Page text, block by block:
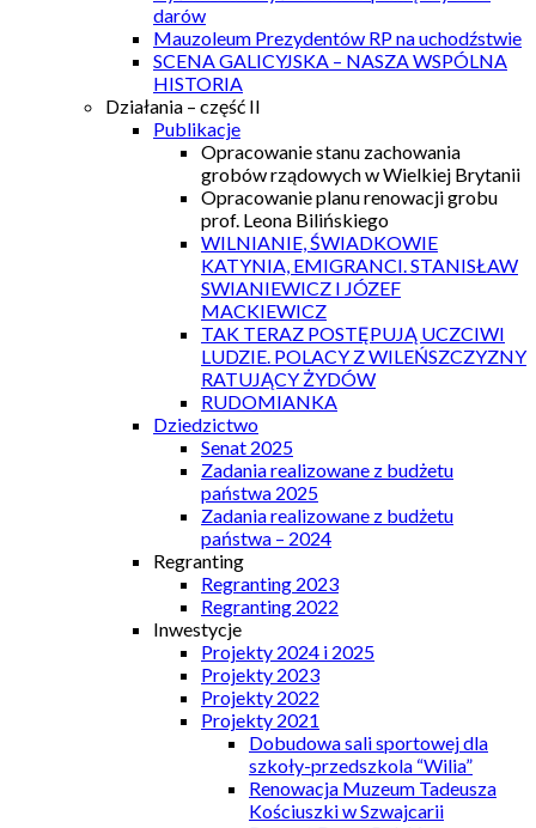
darów
Mauzoleum Prezydentów RP na uchodźstwie
SCENA GALICYJSKA – NASZA WSPÓLNA
HISTORIA
Działania – część II
Publikacje
Opracowanie stanu zachowania
grobów rządowych w Wielkiej Brytanii
Opracowanie planu renowacji grobu
prof. Leona Bilińskiego
WILNIANIE, ŚWIADKOWIE
KATYNIA, EMIGRANCI. STANISŁAW
SWIANIEWICZ I JÓZEF
MACKIEWICZ
TAK TERAZ POSTĘPUJĄ UCZCIWI
LUDZIE. POLACY Z WILEŃSZCZYZNY
RATUJĄCY ŻYDÓW
RUDOMIANKA
Dziedzictwo
Senat 2025
Zadania realizowane z budżetu
państwa 2025
Zadania realizowane z budżetu
państwa – 2024
Regranting
Regranting 2023
Regranting 2022
Inwestycje
Projekty 2024 i 2025
Projekty 2023
Projekty 2022
Projekty 2021
Dobudowa sali sportowej dla
szkoły-przedszkola “Wilia”
Renowacja Muzeum Tadeusza
Kościuszki w Szwajcarii